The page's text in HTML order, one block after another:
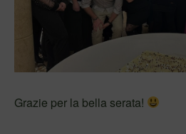
Grazie per la bella serata!